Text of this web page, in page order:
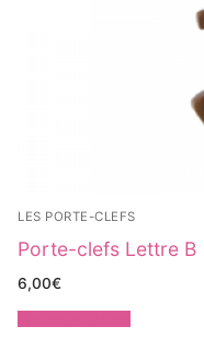
LES PORTE-CLEFS
Porte-clefs Lettre B
6,00€